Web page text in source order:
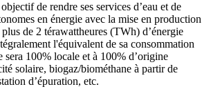
de rendre ses services d’eau et de
en énergie avec la mise en production
de 2 térawattheures (TWh) d’énergie
l'équivalent de sa consommation
sera 100% locale et à 100% d’origine
solaire, biogaz/biométhane à partir de
d’épuration, etc.